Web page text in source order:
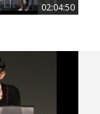
02:04:50